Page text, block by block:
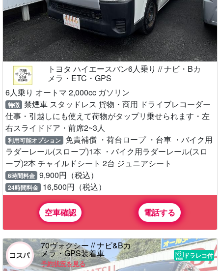
トヨタ ハイエースバン6人乗り // ナビ・Bカ
メラ・ETC・GPS
6人乗り オートマ 2,000cc ガソリン
特徴 禁煙車 スタッドレス 貨物・商用 ドライブレコーダー
仕事・引越しにも使えて荷物がタップリ乗せられます・左
右スライドドア・前席2~3人
利用可能オプション 免責補償 ・荷台ロープ ・台車 ・バイク用
ラダーレール(スロープ)1本 ・バイク用ラダーレール(スロ
ープ)2本 チャイルドシート 2台 ジュニアシート
6時間料金 9,900円（税込）
24時間料金 16,500円（税込）
空車確認 電話する
70ヴォクシー // ナビ&Bカ
メラ・GPS装着車
予約状況を見る
ドラレコ付